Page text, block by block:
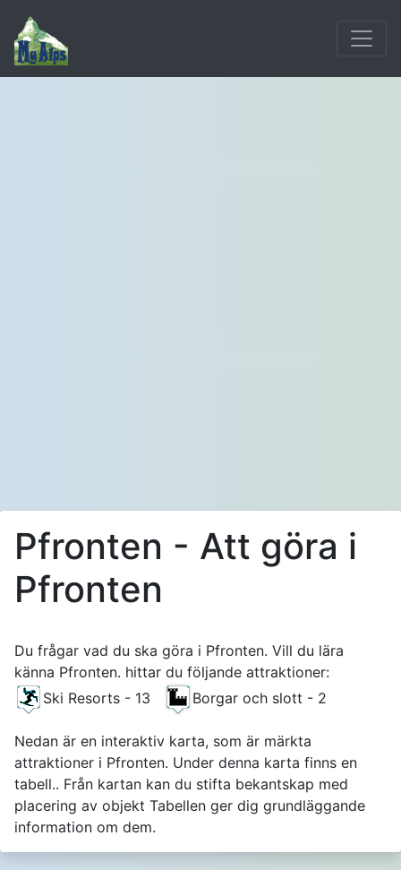
Pfronten - Att göra i
Pfronten
Du frågar vad du ska göra i Pfronten. Vill du lära
känna Pfronten. hittar du följande attraktioner:
Ski Resorts - 13
Borgar och slott - 2
Nedan är en interaktiv karta, som är märkta
attraktioner i Pfronten. Under denna karta finns en
tabell.. Från kartan kan du stifta bekantskap med
placering av objekt Tabellen ger dig grundläggande
information om dem.